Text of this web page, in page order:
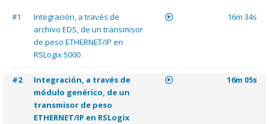
#1
Integración, a través de
archivo EDS, de un transmisor
de peso ETHERNET/IP en
RSLogix 5000
16m 34s
#2
Integración, a través de
módulo genérico, de un
transmisor de peso
ETHERNET/IP en RSLogix
16m 05s